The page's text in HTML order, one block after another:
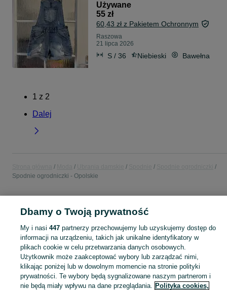
Używane
55 zł
60,43 zł z Pakietem Ochronnym
Raszowa
21 lipca 2026
S / 36 Niebieski Bawełna
1 z 2
Dalej
Spodnie ogrodniczki - Opolskie
KATEGORIA
Szeroki wybór spodni ogrodniczek damskich Opolskie ▶️ dresowe, casualowe i inne ✅ Nowe i używane w dobrych cenach ✌ Znajdź oferty na OLX.pl! Zobacz
Mapa kategorii
Dbamy o Twoją prywatność
My i nasi 447partnerzy przechowujemy lub uzyskujemy dostęp do
informacji na urządzeniu, takich jak unikalne identyfikatory w
plikach cookie w celu przetwarzania danych osobowych.
Użytkownik może zaakceptować wybory lub zarządzać nimi,
klikając poniżej lub w dowolnym momencie na stronie polityki
prywatności. Te wybory będą sygnalizowane naszym partnerom i
nie będą miały wpływu na dane przeglądania. Polityka cookies,